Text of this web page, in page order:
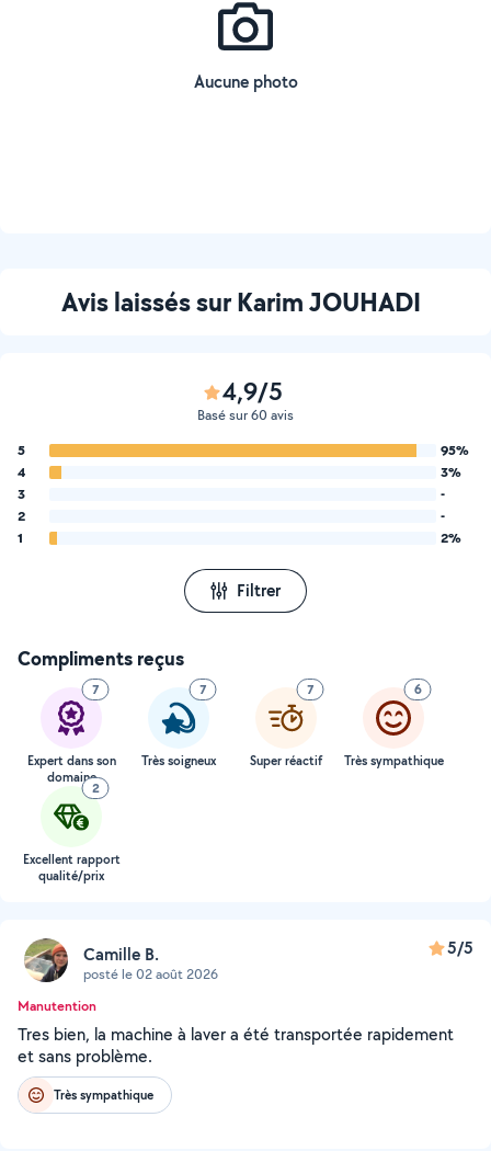
Aucune photo
Avis laissés sur Karim JOUHADI
4,9/5
Basé sur 60 avis
5
95%
4
3%
3
-
2
-
1
2%
Filtrer
Compliments reçus
7
Expert dans son
domaine
7
Très soigneux
7
Super réactif
6
Très sympathique
2
Excellent rapport
qualité/prix
Camille B.
posté le 02 août 2026
5/5
Manutention
Tres bien, la machine à laver a été transportée rapidement
et sans problème.
Très sympathique